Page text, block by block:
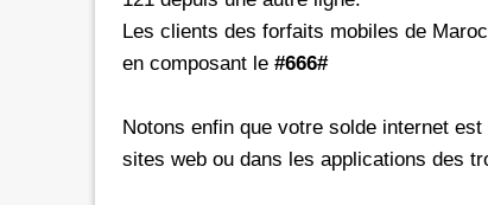
Les clients des forfaits mobiles de
en composant le #666#
Notons enfin que votre solde internet
sites web ou dans les applications des